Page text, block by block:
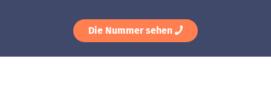
Die Nummer sehen